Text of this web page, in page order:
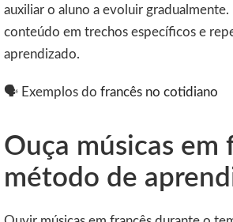
auxiliar o aluno a evoluir
conteúdo em trechos específicos e
aprendizado.
🗣️ Exemplos do francês no cotidiano
Ouça músicas em
método de